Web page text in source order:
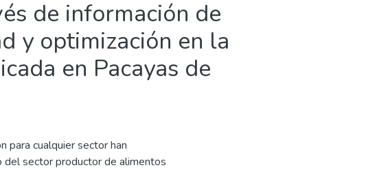
de información de
y optimización en la
en Pacayas de
para cualquier sector han
del sector productor de alimentos